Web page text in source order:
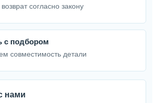
согласно закону
подбором
совместимость детали
нами